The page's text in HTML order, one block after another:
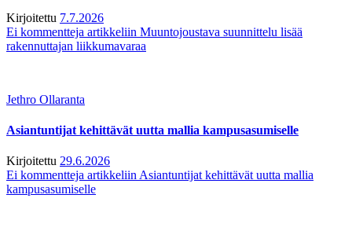
Kirjoitettu 7.7.2026
Ei kommentteja artikkeliin Muuntojoustava suunnittelu lisää
rakennuttajan liikkumavaraa
Jethro Ollaranta
Asiantuntijat kehittävät uutta mallia kampusasumiselle
Kirjoitettu 29.6.2026
Ei kommentteja artikkeliin Asiantuntijat kehittävät uutta mallia
kampusasumiselle